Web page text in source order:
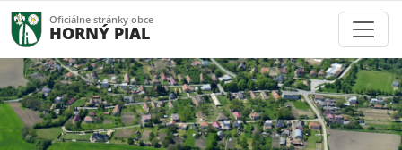
Oficiálne stránky obce
HORNÝ PIAL